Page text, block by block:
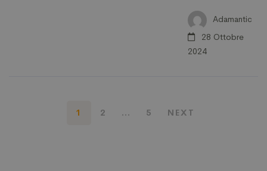
Adamantic
28 Ottobre
2024
1 2 … 5 NEXT